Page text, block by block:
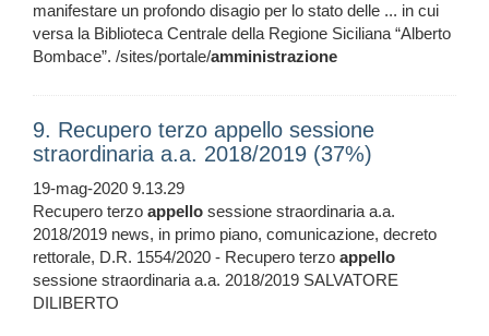
manifestare un profondo disagio per lo stato delle ... in cui
versa la Biblioteca Centrale della Regione Siciliana “Alberto
Bombace”. /sites/portale/amministrazione
9. Recupero terzo appello sessione
straordinaria a.a. 2018/2019 (37%)
19-mag-2020 9.13.29
Recupero terzo appello sessione straordinaria a.a.
2018/2019 news, in primo piano, comunicazione, decreto
rettorale, D.R. 1554/2020 - Recupero terzo appello
sessione straordinaria a.a. 2018/2019 SALVATORE
DILIBERTO